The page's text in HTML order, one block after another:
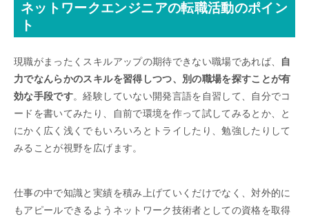
ネットワークエンジニアの転職活動のポイン
ト
現職がまったくスキルアップの期待できない職場であれば、 自
力でなんらかのスキルを習得しつつ、別の職場を探すことが有
効な手段です。経験していない開発言語を自習して、自分でコ
ードを書いてみたり、自前で環境を作って試してみるとか、と
にかく広く浅くでもいろいろとトライしたり、勉強したりして
みることが視野を広げます。
仕事の中で知識と実績を積み上げていくだけでなく、対外的に
もアピールできるようネットワーク技術者としての資格を取得